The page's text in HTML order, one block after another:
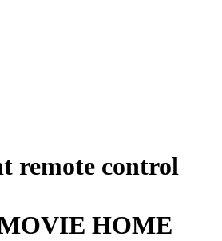
remote control
HOME